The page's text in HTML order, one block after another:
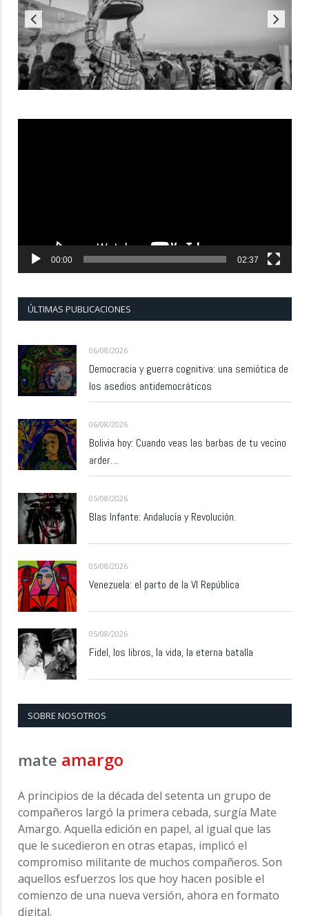
00:00 02:37
ÚLTIMAS PUBLICACIONES
06/08/2026
Democracia y guerra cognitiva: una semiótica de
los asedios antidemocráticos
06/08/2026
Bolivia hoy: Cuando veas las barbas de tu vecino
arder…
05/08/2026
Blas Infante: Andalucía y Revolución.
05/08/2026
Venezuela: el parto de la VI República
05/08/2026
Fidel, los libros, la vida, la eterna batalla
SOBRE NOSOTROS
mate amargo
A principios de la década del setenta un grupo de
compañeros largó la primera cebada, surgía Mate
Amargo. Aquella edición en papel, al igual que las
que le sucedieron en otras etapas, implicó el
compromiso militante de muchos compañeros. Son
aquellos esfuerzos los que hoy hacen posible el
comienzo de una nueva versión, ahora en formato
digital.